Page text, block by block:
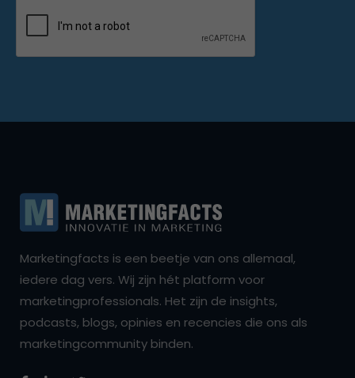
Marketingfacts is een beetje van ons allemaal,
iedere dag vers. Wij zijn hét platform voor
marketingprofessionals. Het zijn de insights,
podcasts, blogs, opinies en recencies die ons als
marketingcommunity binden.